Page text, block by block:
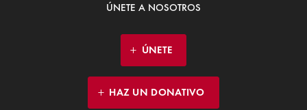
ÚNETE A NOSOTROS
ÚNETE
HAZ UN DONATIVO